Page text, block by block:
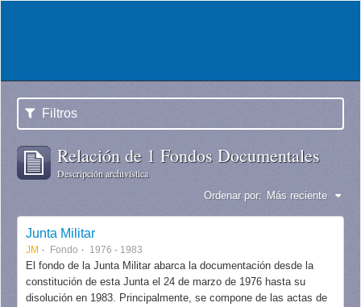
Filtros
Relación de 1 Fondos Documentales
Descripción archivística
Ordenar por: Más reciente
Junta Militar
JM Fondo 1976 - 1983
El fondo de la Junta Militar abarca la documentación desde la
constitución de esta Junta el 24 de marzo de 1976 hasta su
disolución en 1983. Principalmente, se compone de las actas de